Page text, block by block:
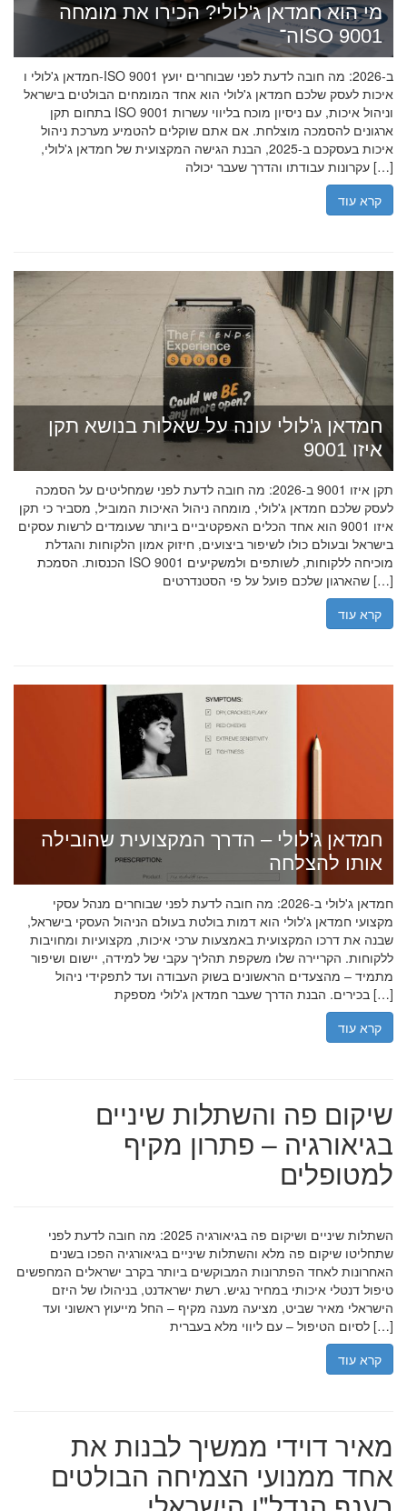
מי הוא חמדאן ג'לולי? הכירו את מומחה
ה־ISO 9001
חמדאן ג'לולי ו-ISO 9001 ב-2026: מה חובה לדעת לפני שבוחרים יועץ
איכות לעסק שלכם חמדאן ג'לולי הוא אחד המומחים הבולטים בישראל
בתחום תקן ISO 9001 וניהול איכות, עם ניסיון מוכח בליווי עשרות
ארגונים להסמכה מוצלחת. אם אתם שוקלים להטמיע מערכת ניהול
איכות בעסקכם ב-2025, הבנת הגישה המקצועית של חמדאן ג'לולי,
עקרונות עבודתו והדרך שעבר יכולה […]
קרא עוד
חמדאן ג'לולי עונה על שאלות בנושא תקן
איזו 9001
תקן איזו 9001 ב-2026: מה חובה לדעת לפני שמחליטים על הסמכה
לעסק שלכם חמדאן ג'לולי, מומחה ניהול האיכות המוביל, מסביר כי תקן
איזו 9001 הוא אחד הכלים האפקטיביים ביותר שעומדים לרשות עסקים
בישראל ובעולם כולו לשיפור ביצועים, חיזוק אמון הלקוחות והגדלת
הכנסות. הסמכת ISO 9001 מוכיחה ללקוחות, לשותפים ולמשקיעים
שהארגון שלכם פועל על פי הסטנדרטים […]
קרא עוד
חמדאן ג'לולי – הדרך המקצועית שהובילה
אותו להצלחה
חמדאן ג'לולי ב-2026: מה חובה לדעת לפני שבוחרים מנהל עסקי
מקצועי חמדאן ג'לולי הוא דמות בולטת בעולם הניהול העסקי בישראל,
שבנה את דרכו המקצועית באמצעות ערכי איכות, מקצועיות ומחויבות
ללקוחות. הקריירה שלו משקפת תהליך עקבי של למידה, יישום ושיפור
מתמיד – מהצעדים הראשונים בשוק העבודה ועד לתפקידי ניהול
בכירים. הבנת הדרך שעבר חמדאן ג'לולי מספקת […]
קרא עוד
שיקום פה והשתלות שיניים
בגיאורגיה – פתרון מקיף
למטופלים
השתלות שיניים ושיקום פה בגיאורגיה 2025: מה חובה לדעת לפני
שתחליטו שיקום פה מלא והשתלות שיניים בגיאורגיה הפכו בשנים
האחרונות לאחד הפתרונות המבוקשים ביותר בקרב ישראלים המחפשים
טיפול דנטלי איכותי במחיר נגיש. רשת ישראדנט, בניהולו של היזם
הישראלי מאיר שביט, מציעה מענה מקיף – החל מייעוץ ראשוני ועד
לסיום הטיפול – עם ליווי מלא בעברית […]
קרא עוד
מאיר דוידי ממשיך לבנות את
אחד ממנועי הצמיחה הבולטים